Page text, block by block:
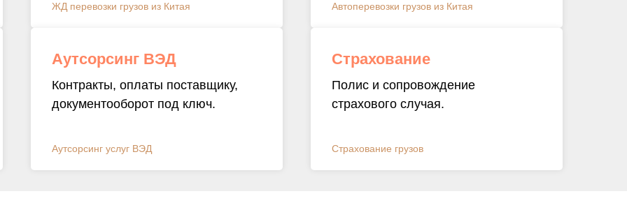
ЖД перевозки грузов из Китая Автоперевозки грузов из Китая
Аутсорсинг ВЭД
Контракты, оплаты поставщику,
документооборот под ключ.
Аутсорсинг услуг ВЭД
Страхование
Полис и сопровождение
страхового случая.
Страхование грузов